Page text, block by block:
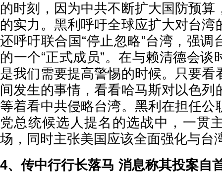
的时刻，因为中共不断扩大国防预算
的实力。黑利呼吁全球应扩大对台湾
还呼吁联合国“停止忽略”台湾，强调
的一个“正式成员”。在与赖清德会谈
是我们需要提高警惕的时候。只要看
间发生的事情，看看哈马斯对以色列
等着看中共侵略台湾。黑利在担任公
党总统候选人提名的选战中，一贯
场，同时主张美国应该全面强化与台
4、传中行行长落马 消息称其投案自